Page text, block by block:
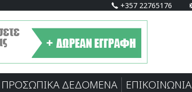
+357 22765176
ΠΡΟΣΩΠΙΚA ΔΕΔΟΜΕΝA ΕΠΙΚΟΙΝΩΝΙΑ